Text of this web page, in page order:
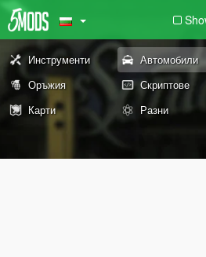
Инструменти Автомобили
Оръжия Скриптове
Карти
Разни